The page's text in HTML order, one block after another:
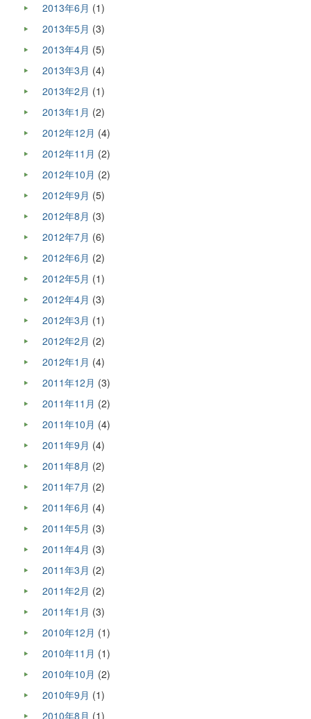
2013年6月 (1)
2013年5月 (3)
2013年4月 (5)
2013年3月 (4)
2013年2月 (1)
2013年1月 (2)
2012年12月 (4)
2012年11月 (2)
2012年10月 (2)
2012年9月 (5)
2012年8月 (3)
2012年7月 (6)
2012年6月 (2)
2012年5月 (1)
2012年4月 (3)
2012年3月 (1)
2012年2月 (2)
2012年1月 (4)
2011年12月 (3)
2011年11月 (2)
2011年10月 (4)
2011年9月 (4)
2011年8月 (2)
2011年7月 (2)
2011年6月 (4)
2011年5月 (3)
2011年4月 (3)
2011年3月 (2)
2011年2月 (2)
2011年1月 (3)
2010年12月 (1)
2010年11月 (1)
2010年10月 (2)
2010年9月 (1)
2010年8月 (1)